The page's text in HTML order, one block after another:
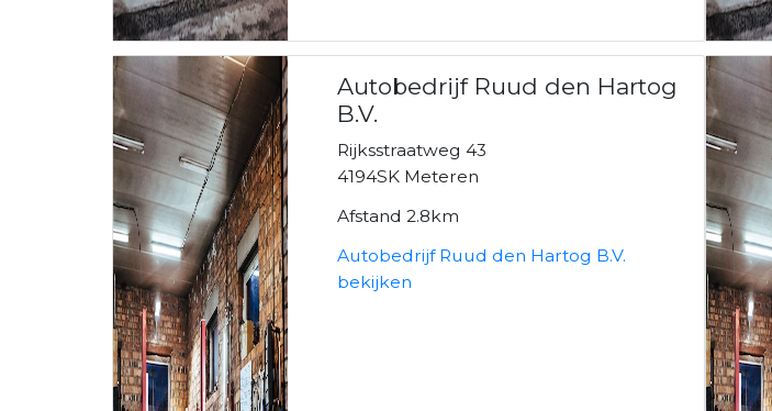
Autobedrijf Ruud den Hartog
B.V.
Rijksstraatweg 43
4194SK Meteren
Afstand 2.8km
Autobedrijf Ruud den Hartog B.V.
bekijken